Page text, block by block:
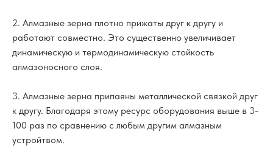
2. Алмазные зерна плотно прижаты друг к другу и
работают совместно. Это существенно увеличивает
динамическую и термодинамическую стойкость
алмазоносного слоя.
3. Алмазные зерна припаяны металлической связкой друг
к другу. Благодаря этому ресурс оборудования выше в 3-
100 раз по сравнению с любым другим алмазным
устройтвом.